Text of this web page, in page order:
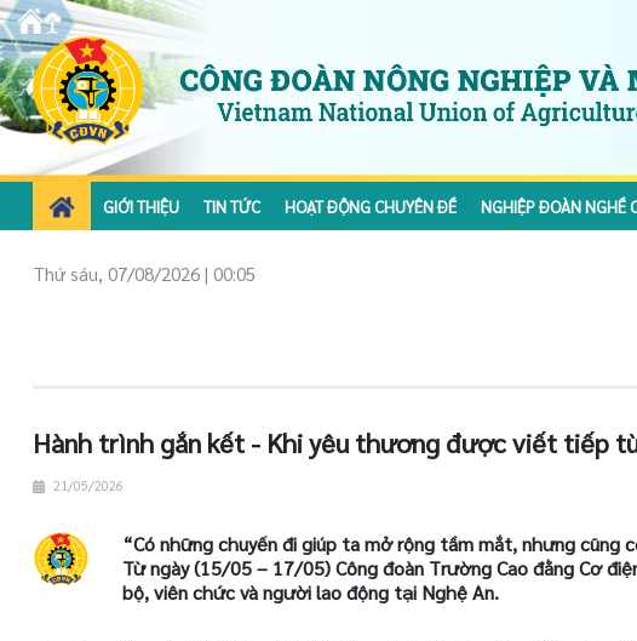
GIỚI THIỆU TIN TỨC HOẠT ĐỘNG CHUYÊN ĐỀ NGHIỆP ĐOÀN NGHỀ
Thứ sáu, 07/08/2026 | 00:05
Hành trình gắn kết - Khi yêu thương được viết tiếp
21/05/2026
“Có những chuyến đi giúp ta mở rộng tầm mắt, nhưng cũng
Từ ngày (15/05 – 17/05) Công đoàn Trường Cao đằng Cơ
bộ, viên chức và người lao động tại Nghệ An.